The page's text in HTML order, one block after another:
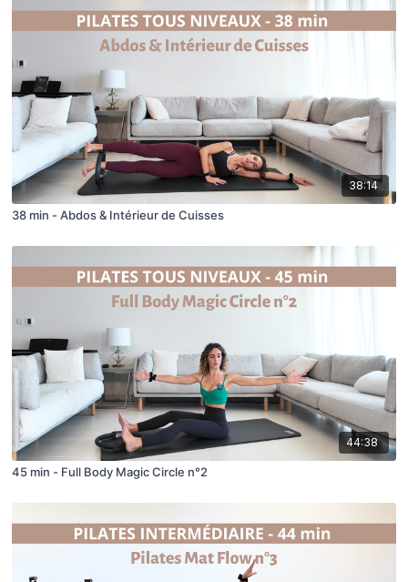
38:14
38 min - Abdos & Intérieur de Cuisses
44:38
45 min - Full Body Magic Circle n°2